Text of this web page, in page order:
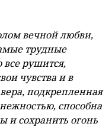
вечной любви,
трудные
все рушится,
чувства и в
подкрепленная
способна
и сохранить огонь